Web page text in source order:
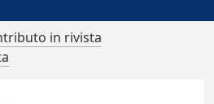
in rivista